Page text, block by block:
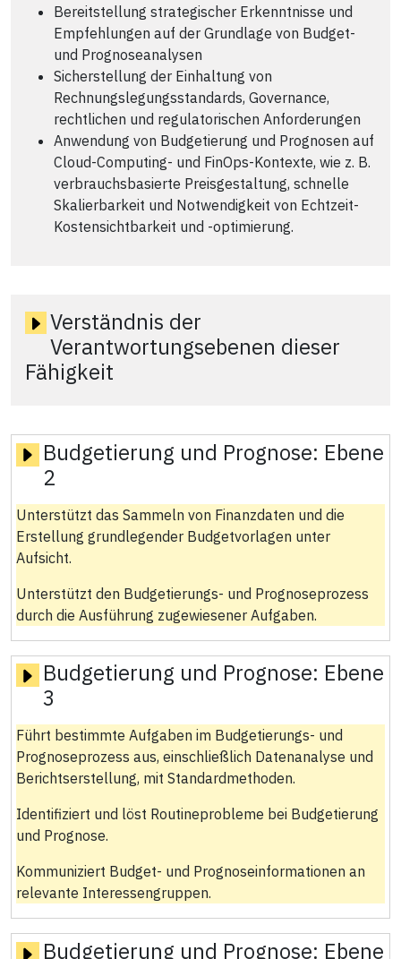
Bereitstellung strategischer Erkenntnisse und
Empfehlungen auf der Grundlage von Budget-
und Prognoseanalysen
Sicherstellung der Einhaltung von
Rechnungslegungsstandards, Governance,
rechtlichen und regulatorischen Anforderungen
Anwendung von Budgetierung und Prognosen auf
Cloud-Computing- und FinOps-Kontexte, wie z. B.
verbrauchsbasierte Preisgestaltung, schnelle
Skalierbarkeit und Notwendigkeit von Echtzeit-
Kostensichtbarkeit und -optimierung.
Verständnis der
Verantwortungsebenen dieser
Fähigkeit
Budgetierung und Prognose: Ebene
2
Unterstützt das Sammeln von Finanzdaten und die
Erstellung grundlegender Budgetvorlagen unter
Aufsicht.
Unterstützt den Budgetierungs- und Prognoseprozess
durch die Ausführung zugewiesener Aufgaben.
Budgetierung und Prognose: Ebene
3
Führt bestimmte Aufgaben im Budgetierungs- und
Prognoseprozess aus, einschließlich Datenanalyse und
Berichtserstellung, mit Standardmethoden.
Identifiziert und löst Routineprobleme bei Budgetierung
und Prognose.
Kommuniziert Budget- und Prognoseinformationen an
relevante Interessengruppen.
Budgetierung und Prognose: Ebene